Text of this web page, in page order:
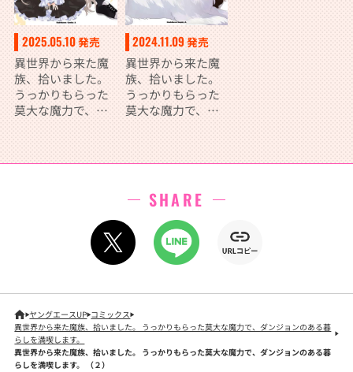
2025.05.10発売
異世界から来た魔
族、拾いました。
うっかりもらった
莫大な魔力で、ダ
2024.11.09発売
異世界から来た魔
族、拾いました。
うっかりもらった
莫大な魔力で、ダ
SHARE
ヤングエースUP コミックス
異世界から来た魔族、拾いました。 うっかりもらった莫大な魔力で、ダンジョンのある暮
らしを満喫します。
異世界から来た魔族、拾いました。 うっかりもらった莫大な魔力で、ダンジョンのある暮
らしを満喫します。 （２）